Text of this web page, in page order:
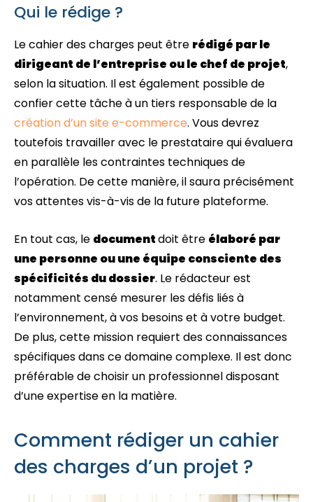
Qui le rédige ?
Le cahier des charges peut être rédigé par le
dirigeant de l’entreprise ou le chef de projet,
selon la situation. Il est également possible de
confier cette tâche à un tiers responsable de la
création d’un site e-commerce. Vous devrez
toutefois travailler avec le prestataire qui évaluera
en parallèle les contraintes techniques de
l’opération. De cette manière, il saura précisément
vos attentes vis-à-vis de la future plateforme.
En tout cas, le documentdoit être élaboré par
une personne ou une équipe consciente des
spécificités du dossier. Le rédacteur est
notamment censé mesurer les défis liés à
l’environnement, à vos besoins et à votre budget.
De plus, cette mission requiert des connaissances
spécifiques dans ce domaine complexe. Il est donc
préférable de choisir un professionnel disposant
d’une expertise en la matière.
Comment rédiger un cahier
des charges d’un projet ?